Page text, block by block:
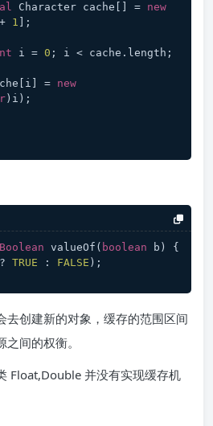
Character cache[] = new
1 ];
i = 0 ; i < cache.length;
cache[i] =
new
)i);
Boolean valueOf( boolean b) {
TRUE : FALSE );
去创建新的对象，缓存的范围区间
间的权衡。
Float,Double 并没有实现缓存机